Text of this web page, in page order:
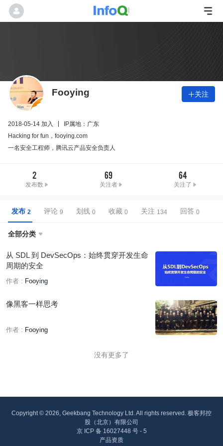
Fooying 关注
2018-05-14 加入
IP属地：广东
Hacking for fun，fooying.com
一名安全工程师，腾讯云产品安全负责人
2
发布数
69
关注者
64
关注了
发布 评论 划线 收藏 关注 回答
全部分类 
从 SDL 到 DevSecOps：始终贯穿开发生命
周期的安全
作者 : Fooying
像黑客一样思考
作者 : Fooying
没有更多了
Copyright © 2026, Geekbang Technology Ltd. All rights reserved. 极客邦控
股（北京）有限公司
京 ICP 备 16027448 号 - 5
产品资质